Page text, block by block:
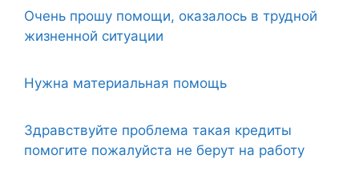
Очень прошу помощи, оказалось в трудной
жизненной ситуации
Нужна материальная помощь
Здравствуйте проблема такая кредиты
помогите пожалуйста не берут на работу